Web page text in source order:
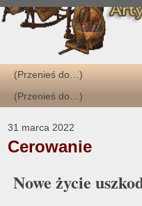
31 marca 2022
Cerowanie
Nowe życie